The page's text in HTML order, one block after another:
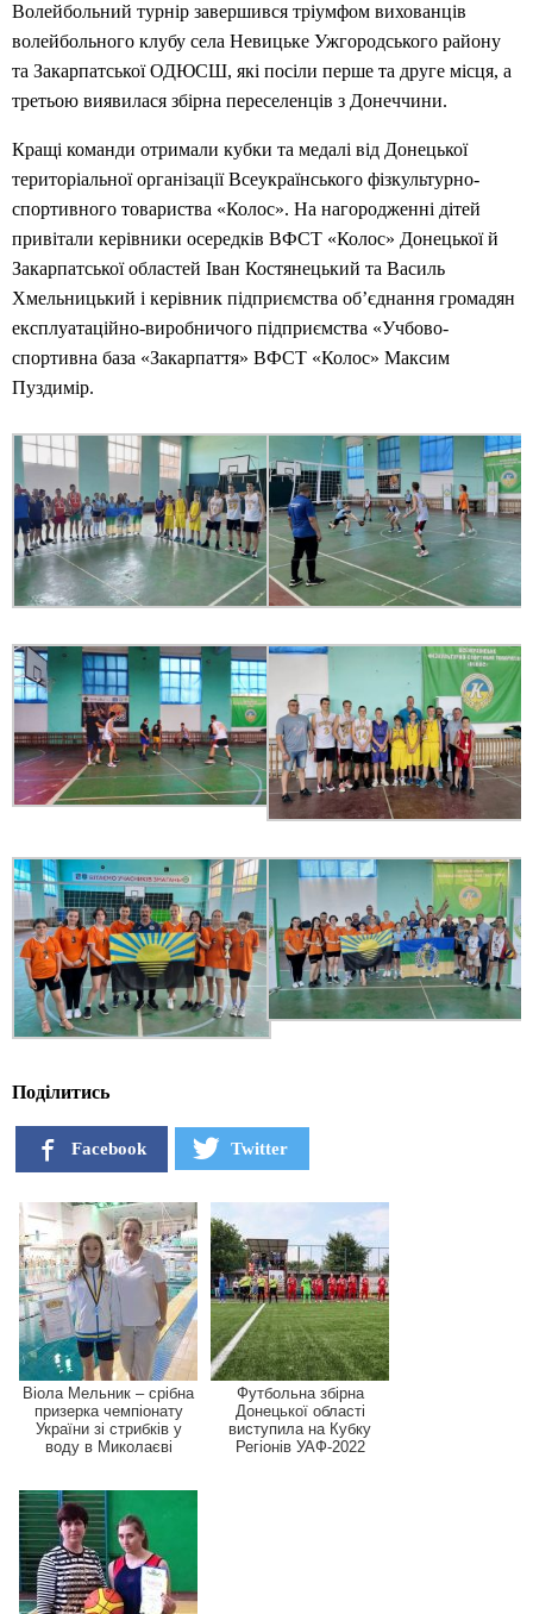
Волейбольний турнір завершився тріумфом вихованців
волейбольного клубу села Невицьке Ужгородського району
та Закарпатської ОДЮСШ, які посіли перше та друге місця, а
третьою виявилася збірна переселенців з Донеччини.
Кращі команди отримали кубки та медалі від Донецької
територіальної організації Всеукраїнського фізкультурно-
спортивного товариства «Колос». На нагородженні дітей
привітали керівники осередків ВФСТ «Колос» Донецької й
Закарпатської областей Іван Костянецький та Василь
Хмельницький і керівник підприємства об’єднання громадян
експлуатаційно-виробничого підприємства «Учбово-
спортивна база «Закарпаття» ВФСТ «Колос» Максим
Пуздимір.
Поділитись
Facebook Twitter
Віола Мельник – срібна
призерка чемпіонату
України зі стрибків у
воду в Миколаєві
Футбольна збірна
Донецької області
виступила на Кубку
Регіонів УАФ-2022